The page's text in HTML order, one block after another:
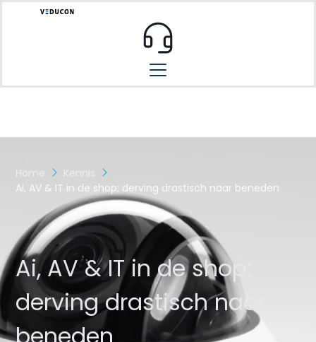
Home
Kennis
Ai, AV & IT in de shop; derving drastisch naar beneden
Ai, AV & IT in de shop;
derving drastisch naar